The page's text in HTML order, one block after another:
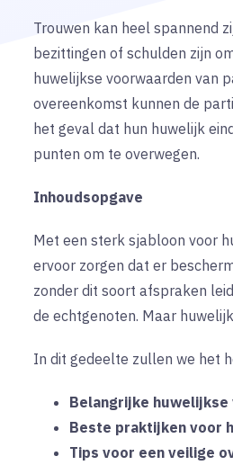
Trouwen kan heel spannend
bezittingen of schulden zijn
huwelijkse voorwaarden van
overeenkomst kunnen de
het geval dat hun huwelijk
punten om te overwegen.
Inhoudsopgave
Met een sterk sjabloon voor
ervoor zorgen dat er
zonder dit soort afspraken
de echtgenoten. Maar
In dit gedeelte zullen we het
Belangrijke huwelijkse
Beste praktijken voor
Tips voor een veilige